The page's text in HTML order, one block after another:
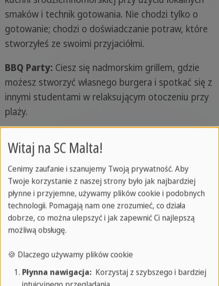
smaków i technik gotowania. Nie chodzi tylko o
gotowanie; chodzi o doświadczanie potraw, które
stworzyłeś ze swoimi przyjaciółmi.
BBQ Party: Ciesz się nadmorskim grillem, gdzie
możesz stworzyć własnego burgera i spotkać się z
innymi studentami w relaksującym otoczeniu przy
plaży.
tureckimi potrawami, takimi jak kebaby i sałatki. To
wspaniała okazja, aby doświadczyć smaków Turcji
w sercu Malty.
Międzynarodowa impreza studencka (17+):
Dołącz do zabawy w Cuba, klubie w Paceville,
największej strefie imprezowej na Malcie. To
szansa na poznanie nocnego życia Malty i innych
międzynarodowych studentów.
Witaj na SC Malta!
Cenimy zaufanie i szanujemy Twoją prywatność. Aby
Twoje korzystanie z naszej strony było jak najbardziej
płynne i przyjemne, używamy plików cookie i podobnych
technologii. Pomagają nam one zrozumieć, co działa
dobrze, co można ulepszyć i jak zapewnić Ci najlepszą
możliwą obsługę.
🍪 Dlaczego używamy plików cookie
Płynna nawigacja:Korzystaj z szybszego i bardziej